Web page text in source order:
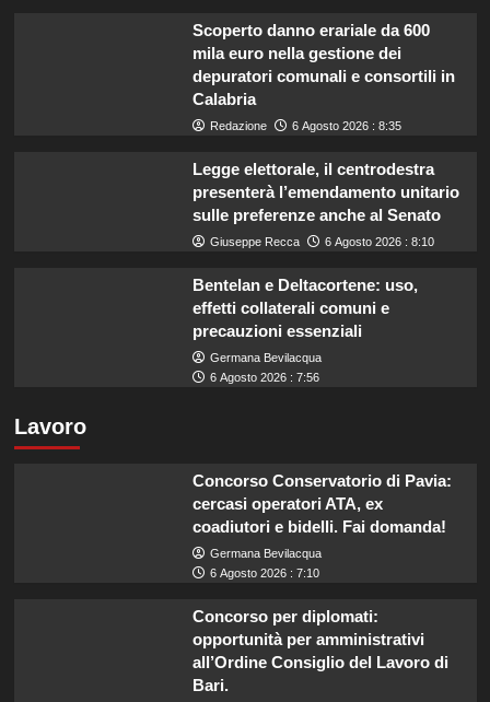
Scoperto danno erariale da 600
mila euro nella gestione dei
depuratori comunali e consortili in
Calabria
Redazione 6 Agosto 2026 : 8:35
Legge elettorale, il centrodestra
presenterà l’emendamento unitario
sulle preferenze anche al Senato
Giuseppe Recca 6 Agosto 2026 : 8:10
Bentelan e Deltacortene: uso,
effetti collaterali comuni e
precauzioni essenziali
Germana Bevilacqua
6 Agosto 2026 : 7:56
Lavoro
Concorso Conservatorio di Pavia:
cercasi operatori ATA, ex
coadiutori e bidelli. Fai domanda!
Germana Bevilacqua
6 Agosto 2026 : 7:10
Concorso per diplomati:
opportunità per amministrativi
all’Ordine Consiglio del Lavoro di
Bari.